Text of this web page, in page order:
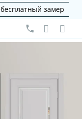
бесплатный замер